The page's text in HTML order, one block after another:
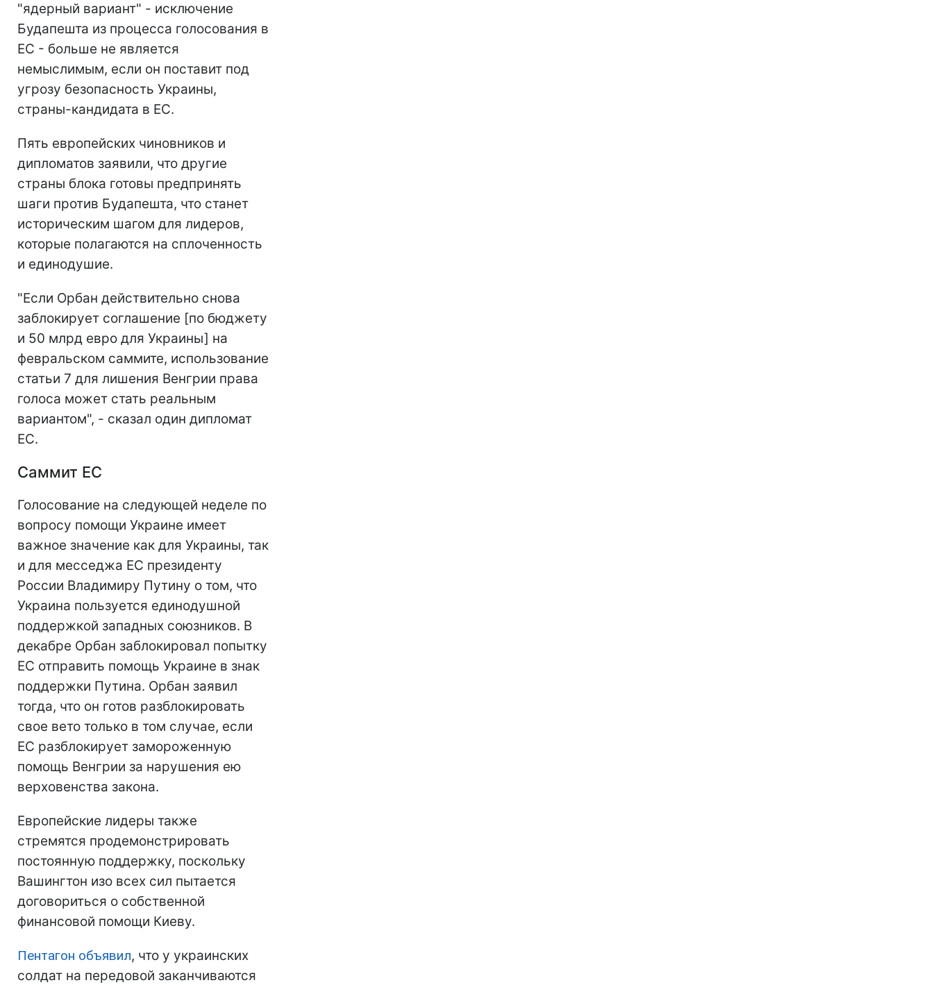
"ядерный вариант" - исключение
Будапешта из процесса голосования в
ЕС - больше не является
немыслимым, если он поставит под
угрозу безопасность Украины,
страны-кандидата в ЕС.
Пять европейских чиновников и
дипломатов заявили, что другие
страны блока готовы предпринять
шаги против Будапешта, что станет
историческим шагом для лидеров,
которые полагаются на сплоченность
и единодушие.
"Если Орбан действительно снова
заблокирует соглашение [по бюджету
и 50 млрд евро для Украины] на
февральском саммите, использование
статьи 7 для лишения Венгрии права
голоса может стать реальным
вариантом", - сказал один дипломат
ЕС.
Саммит ЕС
Голосование на следующей неделе по
вопросу помощи Украине имеет
важное значение как для Украины, так
и для месседжа ЕС президенту
России Владимиру Путину о том, что
Украина пользуется единодушной
поддержкой западных союзников. В
декабре Орбан заблокировал попытку
ЕС отправить помощь Украине в знак
поддержки Путина. Орбан заявил
тогда, что он готов разблокировать
свое вето только в том случае, если
ЕС разблокирует замороженную
помощь Венгрии за нарушения ею
верховенства закона.
Европейские лидеры также
стремятся продемонстрировать
постоянную поддержку, поскольку
Вашингтон изо всех сил пытается
договориться о собственной
финансовой помощи Киеву.
Пентагон объявил, что у украинских
солдат на передовой заканчиваются